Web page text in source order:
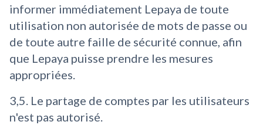
informer immédiatement Lepaya de toute
utilisation non autorisée de mots de passe ou
de toute autre faille de sécurité connue, afin
que Lepaya puisse prendre les mesures
appropriées.
3,5. Le partage de comptes par les utilisateurs
n'est pas autorisé.